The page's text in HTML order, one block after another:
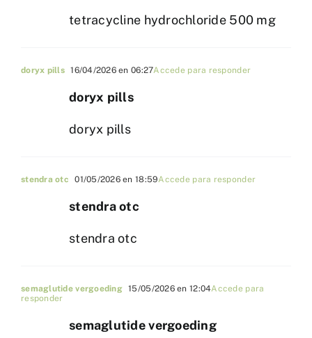
tetracycline hydrochloride 500 mg
doryx pills 16/04/2026 en 06:27Accede para responder
doryx pills
doryx pills
stendra otc 01/05/2026 en 18:59Accede para responder
stendra otc
stendra otc
semaglutide vergoeding 15/05/2026 en 12:04Accede para
responder
semaglutide vergoeding